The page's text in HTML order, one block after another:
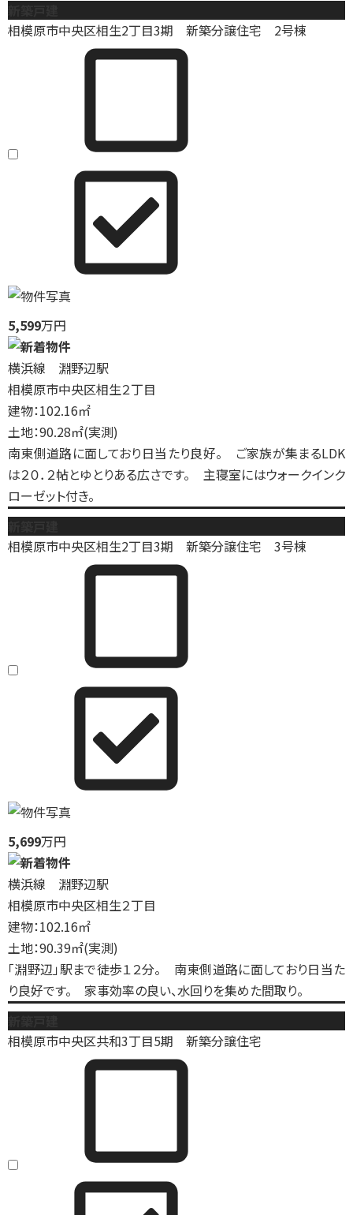
相模原市中央区相生2丁目3期 新築分譲住宅 2号棟
5,599万円
横浜線 淵野辺駅
相模原市中央区相生２丁目
建物：102.16㎡
土地：90.28㎡(実測)
南東側道路に面しており日当たり良好。 ご家族が集まるLDK
は２０．２帖とゆとりある広さです。 主寝室にはウォークインク
ローゼット付き。
相模原市中央区相生2丁目3期 新築分譲住宅 3号棟
5,699万円
横浜線 淵野辺駅
相模原市中央区相生２丁目
建物：102.16㎡
土地：90.39㎡(実測)
「淵野辺」駅まで徒歩１２分。 南東側道路に面しており日当た
り良好です。 家事効率の良い、水回りを集めた間取り。
相模原市中央区共和3丁目5期 新築分譲住宅